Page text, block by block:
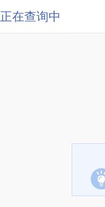
正在查询中